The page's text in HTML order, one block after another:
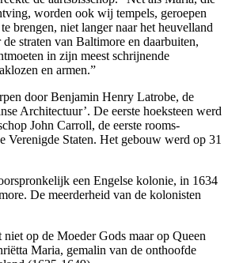
worden ook wij tempels, geroepen
brengen, niet langer naar het heuvelland
de straten van Baltimore en daarbuiten,
in zijn meest schrijnende
en armen.”
door Benjamin Henry Latrobe, de
Architectuur’. De eerste hoeksteen werd
John Carroll, de eerste rooms-
Verenigde Staten. Het gebouw werd op 31
een Engelse kolonie, in 1634
De meerderheid van de kolonisten
op de Moeder Gods maar op Queen
Maria, gemalin van de onthoofde